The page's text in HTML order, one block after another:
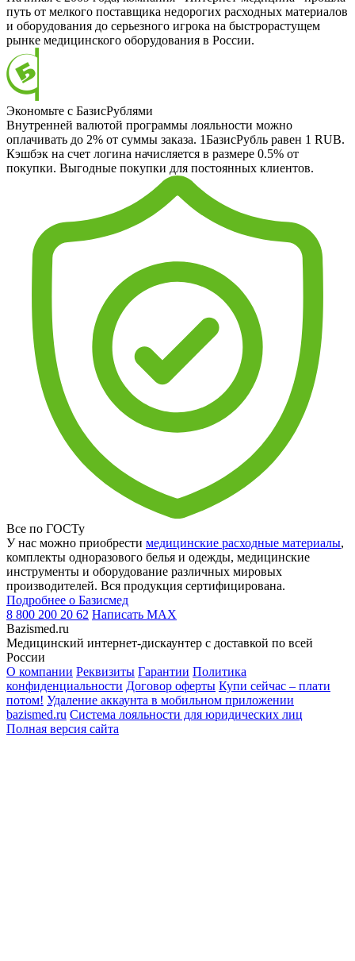
путь от мелкого поставщика недорогих расходных материалов
и оборудования до серьезного игрока на быстрорастущем
рынке медицинского оборудования в России.
Экономьте с БазисРублями
Внутренней валютой программы лояльности можно
оплачивать до 2% от суммы заказа. 1БазисРубль равен 1 RUB.
Кэшбэк на счет логина начисляется в размере 0.5% от
покупки. Выгодные покупки для постоянных клиентов.
Все по ГОСТу
У нас можно приобрести медицинские расходные материалы,
комплекты одноразового белья и одежды, медицинские
инструменты и оборудование различных мировых
производителей. Вся продукция сертифицирована.
Подробнее о Базисмед
8 800 200 20 62 Написать MAX
Bazismed.ru
Медицинский интернет-дискаунтер с доставкой по всей
России
О компании Реквизиты Гарантии Политика
конфиденциальности Договор оферты Купи сейчас – плати
потом! Удаление аккаунта в мобильном приложении
bazismed.ru Система лояльности для юридических лиц
Полная версия сайта